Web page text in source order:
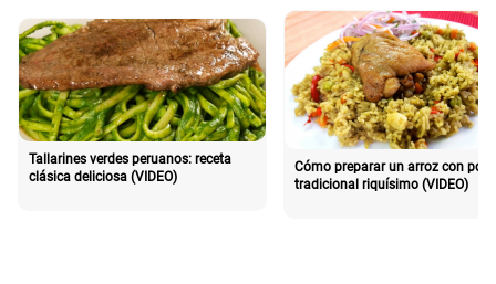
Tallarines verdes peruanos: receta
clásica deliciosa (VIDEO)
Cómo preparar un arroz con pollo
tradicional riquísimo (VIDEO)